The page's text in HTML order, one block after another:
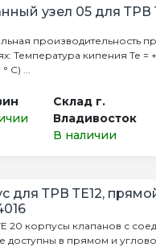
узел 05 для ТРВ
производительность
Температура кипения Те =
С) ...
Склад г.
Владивосток
В наличии
для ТРВ ТЕ12,
20 корпусы клапанов с
доступны в прямом и